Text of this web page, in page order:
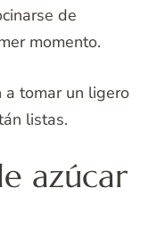
de
momento.
a tomar un ligero
listas.
azúcar